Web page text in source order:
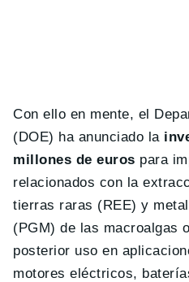
Con ello en mente, el
(DOE) ha anunciado la
millones de euros para
relacionados con la
tierras raras (REE) y
(PGM) de las macroalgas
posterior uso en
motores eléctricos,